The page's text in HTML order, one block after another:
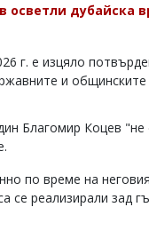
осветли дубайска
г. е изцяло
и
Благомир Коцев
по време на
се реализирали зад